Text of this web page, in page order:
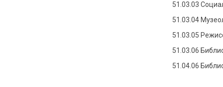
51.03.03
51.03.04
51.03.05
51.03.06
51.04.06